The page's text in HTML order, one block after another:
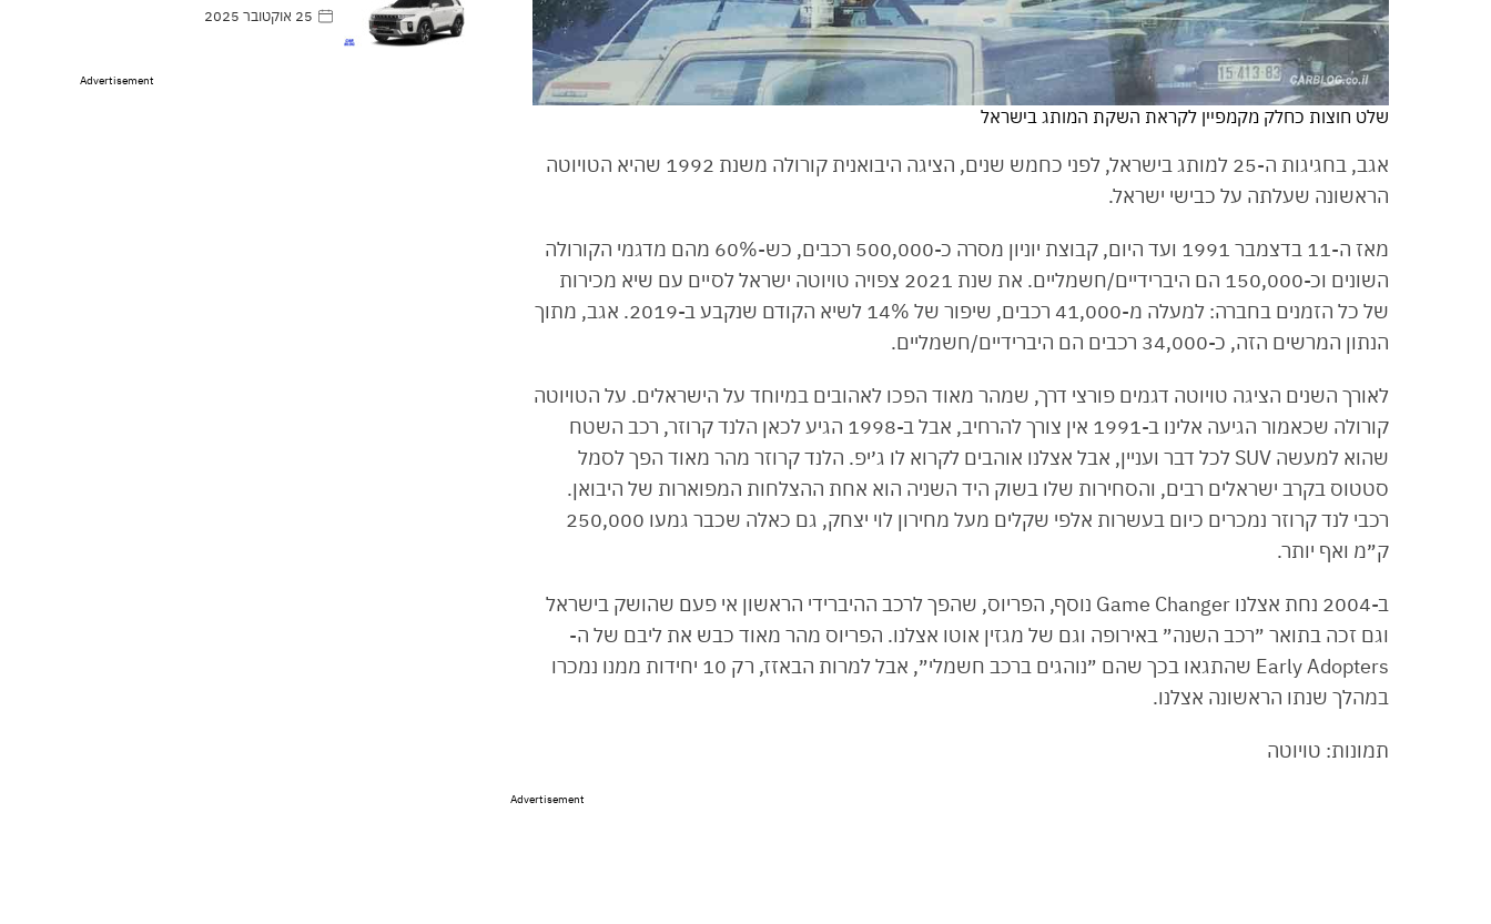
שלט חוצות כחלק מקמפיין לקראת השקת המותג בישראל
אגב, בחגיגות ה-25 למותג בישראל, לפני כחמש שנים, הציגה היבואנית קורולה משנת 1992 שהיא הטויוטה
הראשונה שעלתה על כבישי ישראל.
מאז ה-11 בדצמבר 1991 ועד היום, קבוצת יוניון מסרה כ-500,000 רכבים, כש-60% מהם מדגמי הקורולה
השונים וכ-150,000 הם היברידיים/חשמליים. את שנת 2021 צפויה טויוטה ישראל לסיים עם שיא מכירות
של כל הזמנים בחברה: למעלה מ-41,000 רכבים, שיפור של 14% לשיא הקודם שנקבע ב-2019. אגב, מתוך
הנתון המרשים הזה, כ-34,000 רכבים הם היברידיים/חשמליים.
לאורך השנים הציגה טויוטה דגמים פורצי דרך, שמהר מאוד הפכו לאהובים במיוחד על הישראלים. על הטויוטה
קורולה שכאמור הגיעה אלינו ב-1991 אין צורך להרחיב, אבל ב-1998 הגיע לכאן הלנד קרוזר, רכב השטח
שהוא למעשה SUV לכל דבר ועניין, אבל אצלנו אוהבים לקרוא לו ג׳יפ. הלנד קרוזר מהר מאוד הפך לסמל
סטטוס בקרב ישראלים רבים, והסחירות שלו בשוק היד השניה הוא אחת ההצלחות המפוארות של היבואן.
רכבי לנד קרוזר נמכרים כיום בעשרות אלפי שקלים מעל מחירון לוי יצחק, גם כאלה שכבר גמעו 250,000
ק״מ ואף יותר.
ב-2004 נחת אצלנו Game Changer נוסף, הפריוס, שהפך לרכב ההיברידי הראשון אי פעם שהושק בישראל
וגם זכה בתואר ״רכב השנה״ באירופה וגם של מגזין אוטו אצלנו. הפריוס מהר מאוד כבש את ליבם של ה-
Early Adopters שהתגאו בכך שהם ״נוהגים ברכב חשמלי״, אבל למרות הבאזז, רק 10 יחידות ממנו נמכרו
במהלך שנתו הראשונה אצלנו.
תמונות: טויוטה
Advertisement
25 אוקטובר 2025
Advertisement